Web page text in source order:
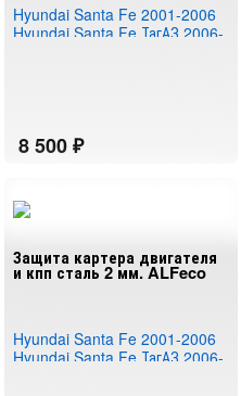
Hyundai Santa Fe 2001-2006
Hyundai Santa Fe ТагАЗ 2006-
Защита картера двигателя
и кпп сталь 2 мм. ALFeco
Hyundai Santa Fe 2001-2006
Hyundai Santa Fe ТагАЗ 2006-